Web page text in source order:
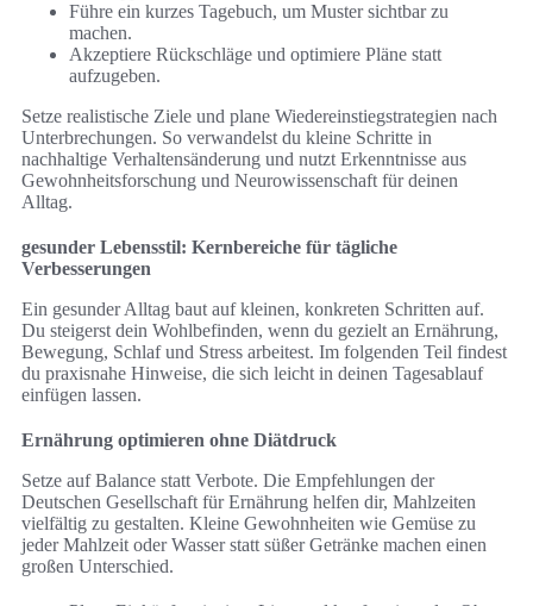
Führe ein kurzes Tagebuch, um Muster sichtbar zu
machen.
Akzeptiere Rückschläge und optimiere Pläne statt
aufzugeben.
Setze realistische Ziele und plane Wiedereinstiegstrategien nach
Unterbrechungen. So verwandelst du kleine Schritte in
nachhaltige Verhaltensänderung und nutzt Erkenntnisse aus
Gewohnheitsforschung und Neurowissenschaft für deinen
Alltag.
gesunder Lebensstil: Kernbereiche für tägliche
Verbesserungen
Ein gesunder Alltag baut auf kleinen, konkreten Schritten auf.
Du steigerst dein Wohlbefinden, wenn du gezielt an Ernährung,
Bewegung, Schlaf und Stress arbeitest. Im folgenden Teil findest
du praxisnahe Hinweise, die sich leicht in deinen Tagesablauf
einfügen lassen.
Ernährung optimieren ohne Diätdruck
Setze auf Balance statt Verbote. Die Empfehlungen der
Deutschen Gesellschaft für Ernährung helfen dir, Mahlzeiten
vielfältig zu gestalten. Kleine Gewohnheiten wie Gemüse zu
jeder Mahlzeit oder Wasser statt süßer Getränke machen einen
großen Unterschied.